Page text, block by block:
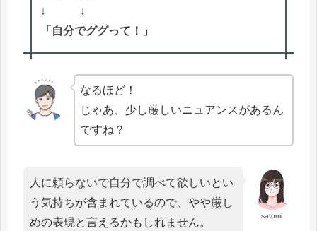
↓ ↓
「自分でググって！」
なるほど！
じゃあ、少し厳しいニュアンスがあるん
ですね？
satomi
人に頼らないで自分で調べて欲しいとい
う気持ちが含まれているので、やや厳し
めの表現と言えるかもしれません。